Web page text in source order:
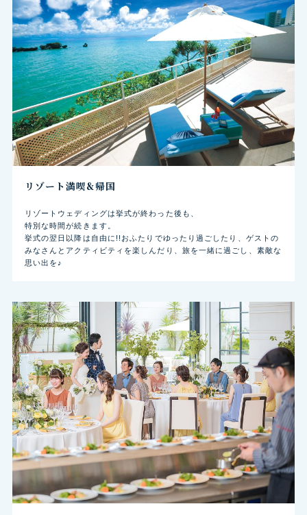
リゾート満喫&帰国
リゾートウェディングは挙式が終わった後も、
特別な時間が続きます。
挙式の翌日以降は自由に!!おふたりでゆったり過ごしたり、ゲストの
みなさんとアクティビティを楽しんだり、旅を一緒に過ごし、素敵な
思い出を♪